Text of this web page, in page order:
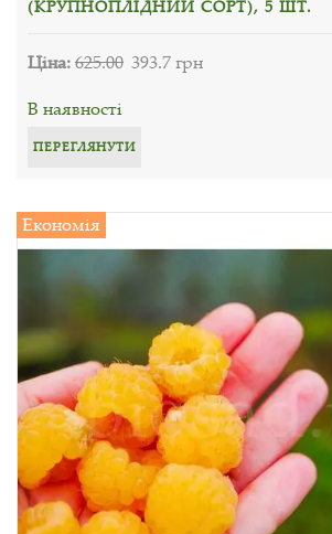
(КРУПНОПЛІДНИЙ СОРТ), 5 ШТ.
Ціна:625.00 393.7 грн
В наявності
ПЕРЕГЛЯНУТИ
Економія